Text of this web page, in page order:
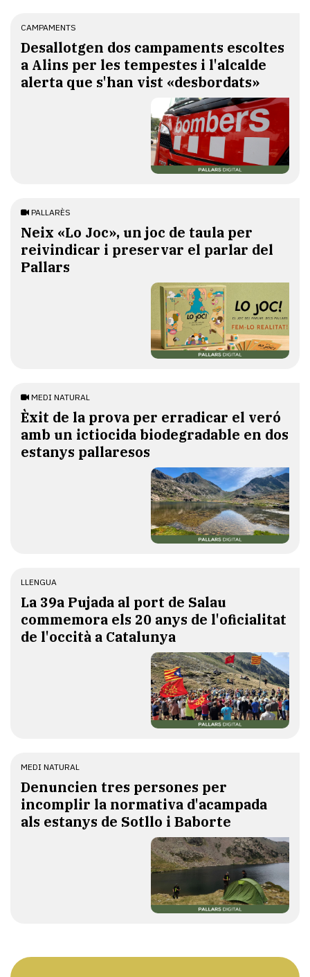
CAMPAMENTS
​Desallotgen dos campaments escoltes
a Alins per les tempestes i l'alcalde
alerta que s'han vist «desbordats»
PALLARÈS
​Neix «Lo Joc», un joc de taula per
reivindicar i preservar el parlar del
Pallars
MEDI NATURAL
Èxit de la prova per erradicar el veró
amb un ictiocida biodegradable en dos
estanys pallaresos
LLENGUA
​La 39a Pujada al port de Salau
commemora els 20 anys de l'oficialitat
de l'occità a Catalunya
MEDI NATURAL
Denuncien tres persones per
incomplir la normativa d'acampada
als estanys de Sotllo i Baborte